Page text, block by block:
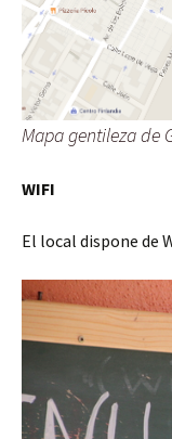
Mapa gentileza de
WIFI
El local dispone de